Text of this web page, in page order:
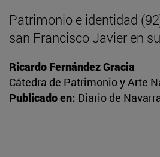
Patrimonio e identidad
san Francisco Javier en
Ricardo Fernández Gracia
Cátedra de Patrimonio y Arte
Publicado en: Diario de